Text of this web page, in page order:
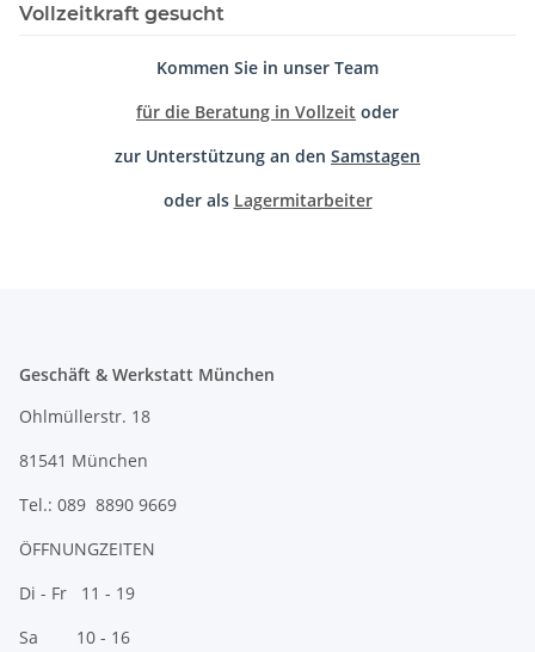
Vollzeitkraft gesucht
Kommen Sie in unser Team
für die Beratung in Vollzeit oder
zur Unterstützung an den Samstagen
oder als Lagermitarbeiter
Geschäft & Werkstatt München
Ohlmüllerstr. 18
81541 München
Tel.: 089 8890 9669
ÖFFNUNGZEITEN
Di - Fr 11 - 19
Sa 10 - 16